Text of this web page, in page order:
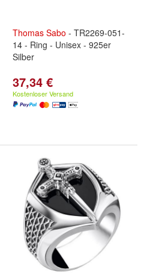
Thomas Sabo - TR2269-051-
14 - Ring - Unisex - 925er
Silber
37,34 €
Kostenloser Versand